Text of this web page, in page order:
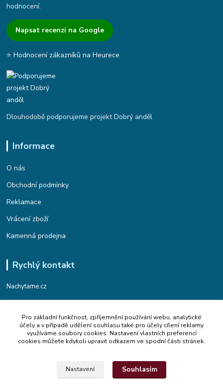
hodnocení.
Napsat recenzi na Google
⭐ Hodnocení zákazníků na Heurece
Dlouhodobě podporujeme projekt Dobrý anděl
Informace
O nás
Obchodní podmínky
Reklamace
Vrácení zboží
Kamenná prodejna
Rychlý kontakt
Nachytame.cz
Telefon : +420 774 912 435
(Po-Pá, 9:00-17:00 hod.)
Email : info@nachytame.cz
Pro základní funkčnost, zpříjemnění používání webu, analytické
účely a v případě udělení souhlasu také pro účely cílení reklamy
využíváme soubory cookies. Nastavení vlastních preferencí
cookies můžete kdykoli upravit odkazem ve spodní části stránek.
Nastavení Souhlasím